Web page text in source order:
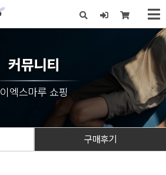
x
커뮤니티
이엑스마루 쇼핑
구매후기